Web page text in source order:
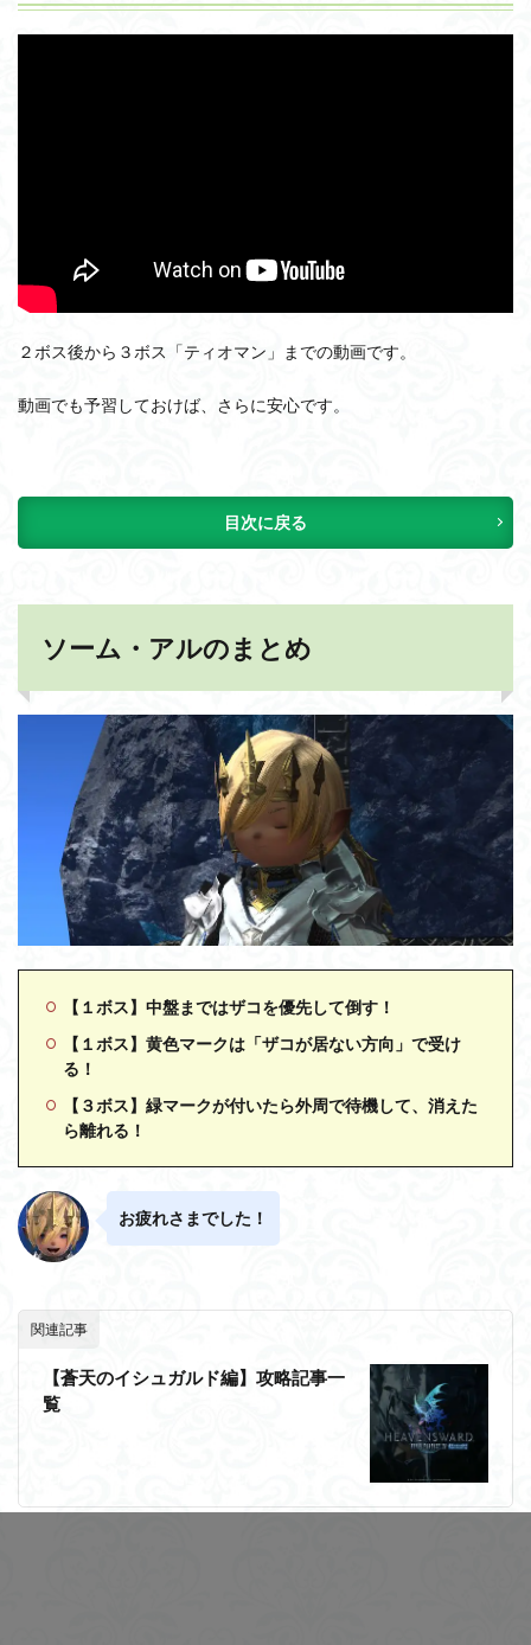
２ボス後から３ボス「ティオマン」までの動画です。
動画でも予習しておけば、さらに安心です。
目次に戻る
ソーム・アルのまとめ
【１ボス】中盤まではザコを優先して倒す！
【１ボス】黄色マークは「ザコが居ない方向」で受け
る！
【３ボス】緑マークが付いたら外周で待機して、消えた
ら離れる！
お疲れさまでした！
関連記事
【蒼天のイシュガルド編】攻略記事一
覧